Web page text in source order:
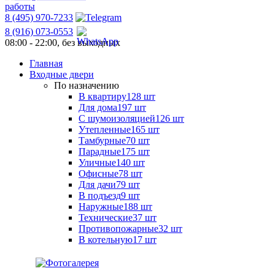
работы
8 (495) 970-7233
8 (916) 073-0553
08:00 - 22:00, без выходных
Главная
Входные двери
По назначению
В квартиру128 шт
Для дома197 шт
С шумоизоляцией126 шт
Утепленные165 шт
Тамбурные70 шт
Парадные175 шт
Уличные140 шт
Офисные78 шт
Для дачи79 шт
В подъезд9 шт
Наружные188 шт
Технические37 шт
Противопожарные32 шт
В котельную17 шт